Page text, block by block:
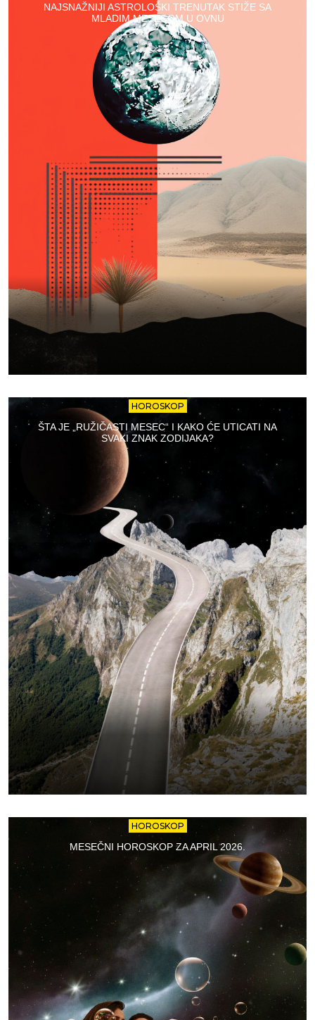
NAJSNAŽNIJI ASTROLOŠKI TRENUTAK STIŽE SA
MLADIM MESECOM U OVNU
HOROSKOP
ŠTA JE „RUŽIČASTI MESEC“ I KAKO ĆE UTICATI NA
SVAKI ZNAK ZODIJAKA?
HOROSKOP
MESEČNI HOROSKOP ZA APRIL 2026.